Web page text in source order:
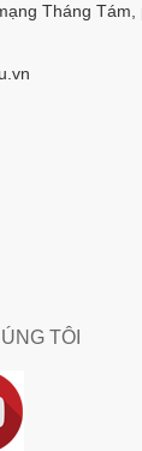
Tháng Tám,
TÔI